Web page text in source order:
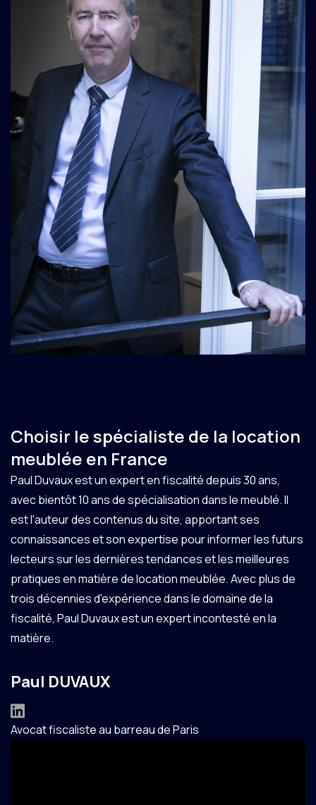
Choisir le spécialiste de la location
meublée en France
Paul Duvaux est un expert en fiscalité depuis 30 ans,
avec bientôt 10 ans de spécialisation dans le meublé. Il
est l'auteur des contenus du site, apportant ses
connaissances et son expertise pour informer les futurs
lecteurs sur les dernières tendances et les meilleures
pratiques en matière de location meublée. Avec plus de
trois décennies d'expérience dans le domaine de la
fiscalité, Paul Duvaux est un expert incontesté en la
matière.
Paul DUVAUX
Avocat fiscaliste au barreau de Paris